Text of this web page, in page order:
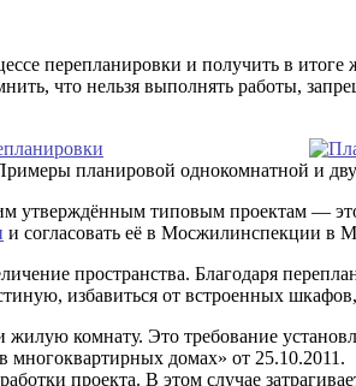
перепланировки и получить в
что нельзя выполнять работы,
планировой однокомнатной и
утверждённым типовым проектам —
и согласовать её в Мосжилинспекции в
пространства. Благодаря
избавиться от встроенных шкафов,
жилую комнату. Это требование
домах» от 25.10.2011.
проекта. В этом случае